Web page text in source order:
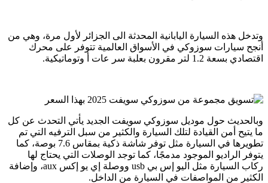
وتدخل هذه السيارة اليابانية المحدثة الى الجزائر لأول مرة، وهي من
أنجح سيارات سوزوكي في الأسواق العالمية تتوفر على محرك
اقتصادي بسعة 1.2 لتر مقرون بعلبة سر عات أ وتوماتيكية.
وبالحديث حول موديل سوزوكي سويفت الجديد يأتي التحدث عن كل
ما يتيح أمن القيادة لتلك السيارة والكثير من سبل الترفيه التي تم
تطويرها في السيارة مثل توفر شاشة ذكية بمقاس 7.6 بوصة، كما
يتوفر الراديو الموجود مدمجًا، كما توجد الوصلات التي يحتاج لها
ركاب السيارة مثل اليو إس بي usb ووصلة إي يو إكس aux، وإضافة
الكثير من المواصفات في السيارة من الداخل.